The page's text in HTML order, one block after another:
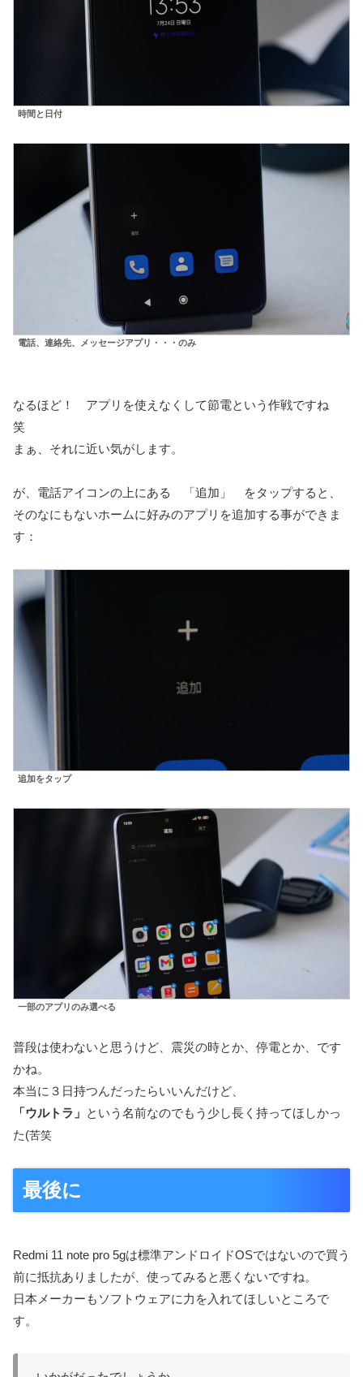
時間と日付
電話、連絡先、メッセージアプリ・・・のみ
なるほど！ アプリを使えなくして節電という作戦ですね
笑
まぁ、それに近い気がします。
が、電話アイコンの上にある 「追加」 をタップすると、
そのなにもないホームに好みのアプリを追加する事ができま
す：
追加をタップ
一部のアプリのみ選べる
普段は使わないと思うけど、震災の時とか、停電とか、です
かね。
本当に３日持つんだったらいいんだけど、
「ウルトラ」 という名前なのでもう少し長く持ってほしかっ
た(苦笑
最後に
Redmi 11 note pro 5gは標準アンドロイドOSではないので買う
前に抵抗ありましたが、使ってみると悪くないですね。
日本メーカーもソフトウェアに力を入れてほしいところで
す。